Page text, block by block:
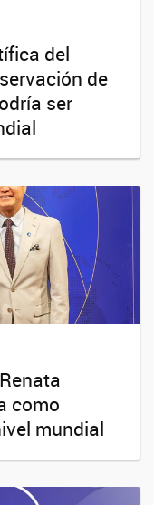
del
de
ser
como
mundial